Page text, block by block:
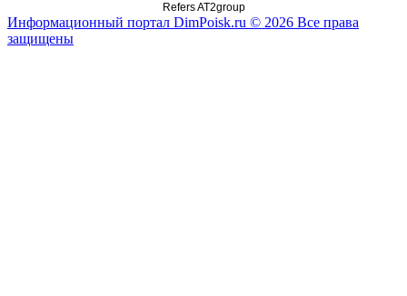
Refers AT2group
Информационный портал DimPoisk.ru © 2026 Все права
защищены